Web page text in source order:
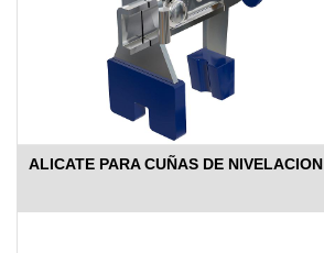
ALICATE PARA CUÑAS DE NIVELACION